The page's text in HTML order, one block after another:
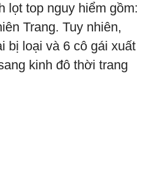
lọt top nguy hiểm gồm:
Trang. Tuy nhiên,
bị loại và 6 cô gái xuất
kinh đô thời trang